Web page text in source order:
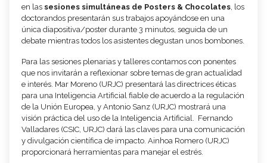
en las sesiones simultáneas de Posters & Chocolates, los
doctorandos presentarán sus trabajos apoyándose en una
única diapositiva/poster durante 3 minutos, seguida de un
debate mientras todos los asistentes degustan unos bombones.
Para las sesiones plenarias y talleres contamos con ponentes
que nos invitarán a reflexionar sobre temas de gran actualidad
e interés. Mar Moreno (URJC) presentará las directrices éticas
para una Inteligencia Artificial fiable de acuerdo a la regulación
de la Unión Europea, y Antonio Sanz (URJC) mostrará una
visión práctica del uso de la Inteligencia Artificial. Fernando
Valladares (CSIC, URJC) dará las claves para una comunicación
y divulgación científica de impacto. Ainhoa Romero (URJC)
proporcionará herramientas para manejar el estrés.